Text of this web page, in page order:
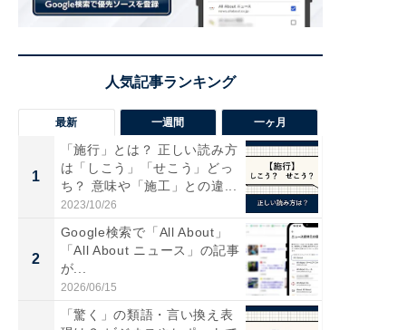
最新 一週間 一ヶ月
1
「施行」とは？ 正しい読み方
は「しこう」「せこう」どっ
ち？ 意味や「施工」との違...
2023/10/26
2
Google検索で「All About」
「All About ニュース」の記事
が...
2026/06/15
「驚く」の類語・言い換え表